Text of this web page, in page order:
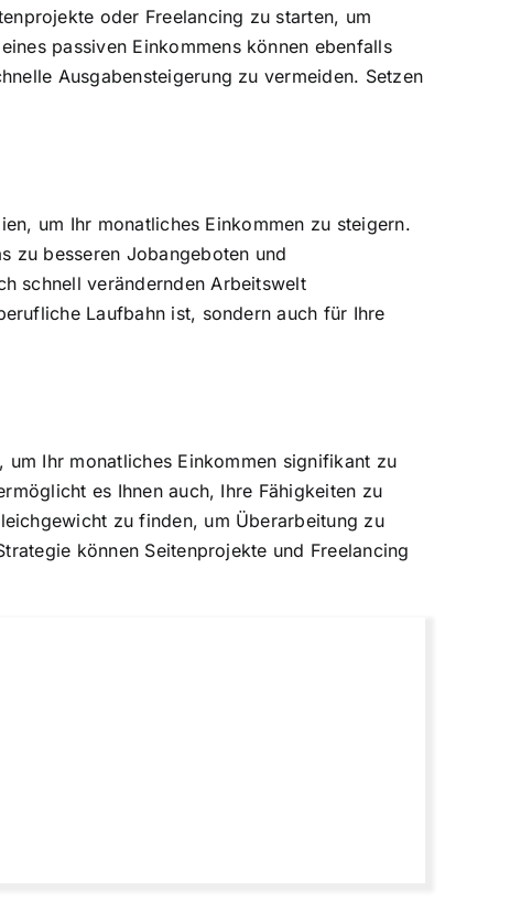
oder Freelancing zu starten, um
passiven Einkommens können ebenfalls
Ausgabensteigerung zu vermeiden. Setzen
um Ihr monatliches Einkommen zu steigern.
zu besseren Jobangeboten und
schnell verändernden Arbeitswelt
Laufbahn ist, sondern auch für Ihre
Ihr monatliches Einkommen signifikant zu
es Ihnen auch, Ihre Fähigkeiten zu
zu finden, um Überarbeitung zu
können Seitenprojekte und Freelancing